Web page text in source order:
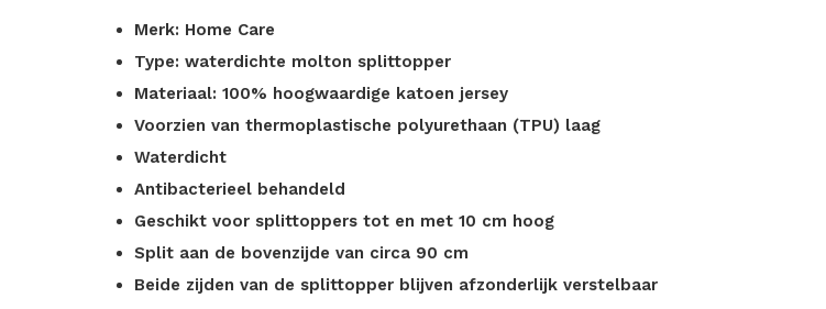
Merk: Home Care
Type: waterdichte molton splittopper
Materiaal: 100% hoogwaardige katoen jersey
Voorzien van thermoplastische polyurethaan (TPU) laag
Waterdicht
Antibacterieel behandeld
Geschikt voor splittoppers tot en met 10 cm hoog
Split aan de bovenzijde van circa 90 cm
Beide zijden van de splittopper blijven afzonderlijk verstelbaar